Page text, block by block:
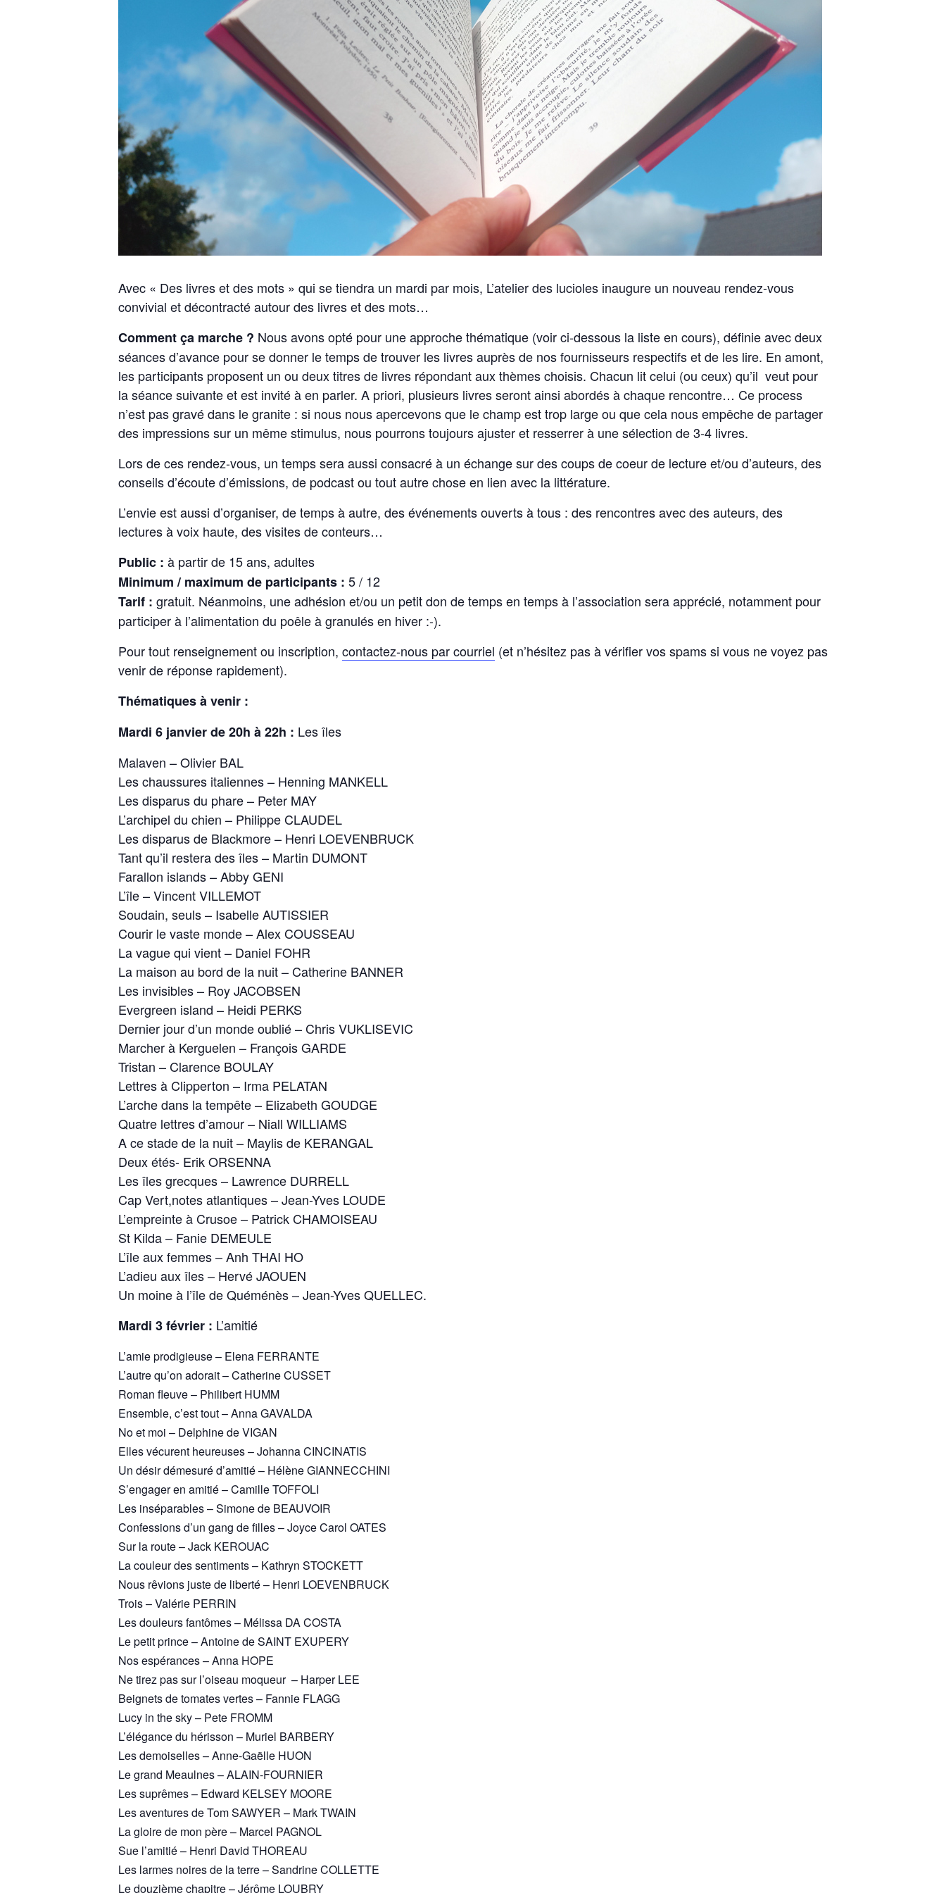
Avec « Des livres et des mots » qui se tiendra un mardi par mois, L’atelier des lucioles inaugure un nouveau rendez-vous
convivial et décontracté autour des livres et des mots…
Comment ça marche ? Nous avons opté pour une approche thématique (voir ci-dessous la liste en cours), définie avec deux
séances d’avance pour se donner le temps de trouver les livres auprès de nos fournisseurs respectifs et de les lire. En amont,
les participants proposent un ou deux titres de livres répondant aux thèmes choisis. Chacun lit celui (ou ceux) qu’il veut pour
la séance suivante et est invité à en parler. A priori, plusieurs livres seront ainsi abordés à chaque rencontre… Ce process
n’est pas gravé dans le granite : si nous nous apercevons que le champ est trop large ou que cela nous empêche de partager
des impressions sur un même stimulus, nous pourrons toujours ajuster et resserrer à une sélection de 3-4 livres.
Lors de ces rendez-vous, un temps sera aussi consacré à un échange sur des coups de coeur de lecture et/ou d’auteurs, des
conseils d’écoute d’émissions, de podcast ou tout autre chose en lien avec la littérature.
L’envie est aussi d’organiser, de temps à autre, des événements ouverts à tous : des rencontres avec des auteurs, des
lectures à voix haute, des visites de conteurs…
Public : à partir de 15 ans, adultes
Minimum / maximum de participants : 5 / 12
Tarif : gratuit. Néanmoins, une adhésion et/ou un petit don de temps en temps à l’association sera apprécié, notamment pour
participer à l’alimentation du poêle à granulés en hiver :-).
Pour tout renseignement ou inscription, contactez-nous par courriel (et n’hésitez pas à vérifier vos spams si vous ne voyez pas
venir de réponse rapidement).
Thématiques à venir :
Mardi 6 janvier de 20h à 22h : Les îles
Malaven – Olivier BAL
Les chaussures italiennes – Henning MANKELL
Les disparus du phare – Peter MAY
L’archipel du chien – Philippe CLAUDEL
Les disparus de Blackmore – Henri LOEVENBRUCK
Tant qu’il restera des îles – Martin DUMONT
Farallon islands – Abby GENI
L’île – Vincent VILLEMOT
Soudain, seuls – Isabelle AUTISSIER
Courir le vaste monde – Alex COUSSEAU
La vague qui vient – Daniel FOHR
La maison au bord de la nuit – Catherine BANNER
Les invisibles – Roy JACOBSEN
Evergreen island – Heidi PERKS
Dernier jour d’un monde oublié – Chris VUKLISEVIC
Marcher à Kerguelen – François GARDE
Tristan – Clarence BOULAY
Lettres à Clipperton – Irma PELATAN
L’arche dans la tempête – Elizabeth GOUDGE
Quatre lettres d’amour – Niall WILLIAMS
A ce stade de la nuit – Maylis de KERANGAL
Deux étés- Erik ORSENNA
Les îles grecques – Lawrence DURRELL
Cap Vert,notes atlantiques – Jean-Yves LOUDE
L’empreinte à Crusoe – Patrick CHAMOISEAU
St Kilda – Fanie DEMEULE
L’île aux femmes – Anh THAI HO
L’adieu aux îles – Hervé JAOUEN
Un moine à l’île de Quéménès – Jean-Yves QUELLEC.
Mardi 3 février : L’amitié
L’amie prodigieuse – Elena FERRANTE
L’autre qu’on adorait – Catherine CUSSET
Roman fleuve – Philibert HUMM
Ensemble, c’est tout – Anna GAVALDA
No et moi – Delphine de VIGAN
Elles vécurent heureuses – Johanna CINCINATIS
Un désir démesuré d’amitié – Hélène GIANNECCHINI
S’engager en amitié – Camille TOFFOLI
Les inséparables – Simone de BEAUVOIR
Confessions d’un gang de filles – Joyce Carol OATES
Sur la route – Jack KEROUAC
La couleur des sentiments – Kathryn STOCKETT
Nous rêvions juste de liberté – Henri LOEVENBRUCK
Trois – Valérie PERRIN
Les douleurs fantômes – Mélissa DA COSTA
Le petit prince – Antoine de SAINT EXUPERY
Nos espérances – Anna HOPE
Ne tirez pas sur l’oiseau moqueur – Harper LEE
Beignets de tomates vertes – Fannie FLAGG
Lucy in the sky – Pete FROMM
L’élégance du hérisson – Muriel BARBERY
Les demoiselles – Anne-Gaëlle HUON
Le grand Meaulnes – ALAIN-FOURNIER
Les suprêmes – Edward KELSEY MOORE
Les aventures de Tom SAWYER – Mark TWAIN
La gloire de mon père – Marcel PAGNOL
Sue l’amitié – Henri David THOREAU
Les larmes noires de la terre – Sandrine COLLETTE
Le douzième chapitre – Jérôme LOUBRY